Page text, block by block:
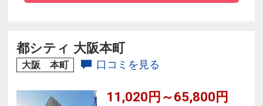
都シティ 大阪本町
大阪 本町 口コミを見る
11,020円～65,800円